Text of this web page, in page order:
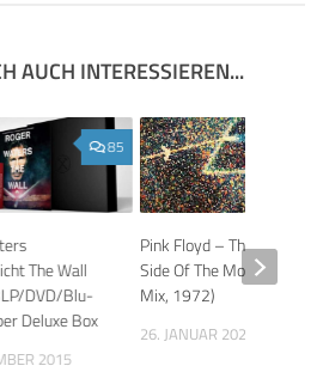
AUCH INTERESSIEREN...
85
The Wall
DVD/Blu-
Deluxe Box
2015
Pink Floyd – The Dark
Side Of The Moon (Early
Mix, 1972)
26. JANUAR 2023